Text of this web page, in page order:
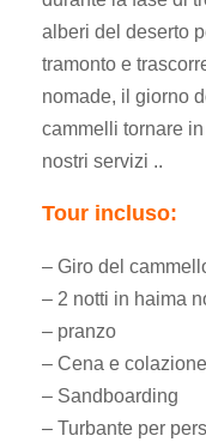
alberi del deserto
tramonto e
nomade, il giorno
cammelli tornare
nostri servizi ..
Tour incluso:
– Giro del
– 2 notti in haima
– pranzo
– Cena e colazione
– Sandboarding
– Turbante per